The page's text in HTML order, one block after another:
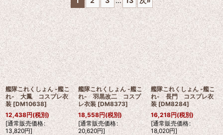
表示数:
並び順:
絞り込む
艦隊これくしょん -艦こ
れ- 大鳳 コスプレ衣
装 [DM10638]
12,438円(税別)
[通常販売価格:
13,820円]
艦隊これくしょん -艦こ
れ- 羽黒改二 コスプ
レ衣装 [DM8373]
18,558円(税別)
[通常販売価格:
20,620円]
艦隊これくしょん -艦こ
れ- 長門 コスプレ衣
装 [DM8284]
16,218円(税別)
[通常販売価格:
18,020円]